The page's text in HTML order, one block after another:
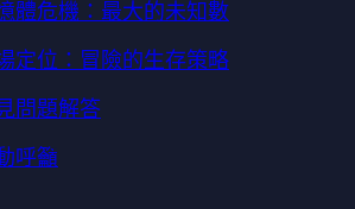
體危機：最大的未知數
定位：冒險的生存策略
問題解答
呼籲